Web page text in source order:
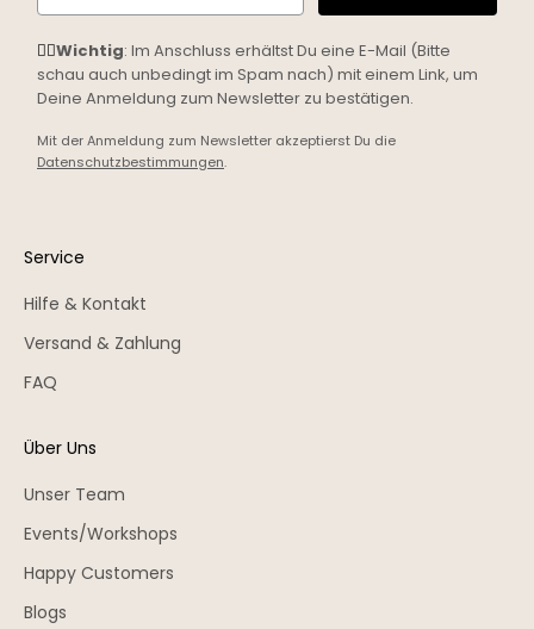
☝🏼Wichtig: Im Anschluss erhältst Du eine E-Mail (Bitte
schau auch unbedingt im Spam nach) mit einem Link, um
Deine Anmeldung zum Newsletter zu bestätigen.
Mit der Anmeldung zum Newsletter akzeptierst Du die
Datenschutzbestimmungen.
Service
Hilfe & Kontakt
Versand & Zahlung
FAQ
Über Uns
Unser Team
Events/Workshops
Happy Customers
Blogs